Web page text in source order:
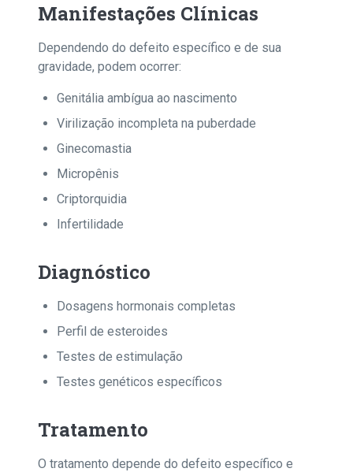
Manifestações Clínicas
Dependendo do defeito específico e de sua
gravidade, podem ocorrer:
Genitália ambígua ao nascimento
Virilização incompleta na puberdade
Ginecomastia
Micropênis
Criptorquidia
Infertilidade
Diagnóstico
Dosagens hormonais completas
Perfil de esteroides
Testes de estimulação
Testes genéticos específicos
Tratamento
O tratamento depende do defeito específico e